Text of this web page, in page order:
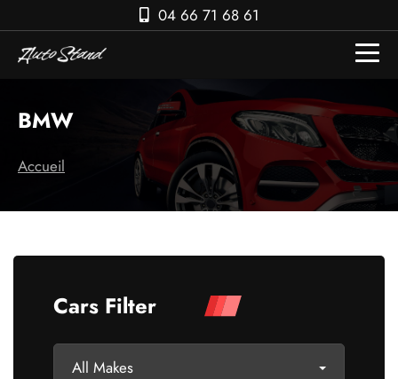
04 66 71 68 61
BMW
Accueil
Cars Filter
All Makes